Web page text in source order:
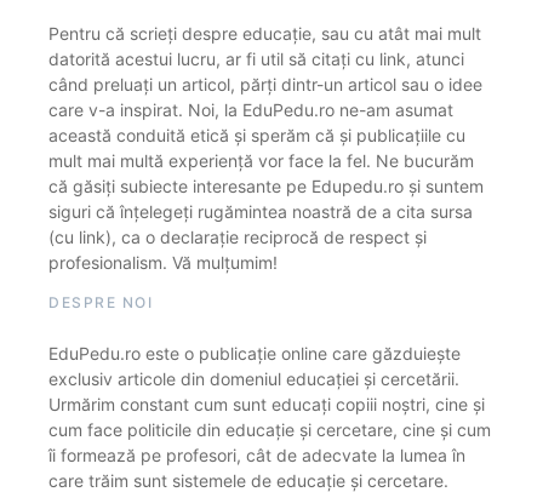
Pentru că scrieți despre educație, sau cu atât mai mult
datorită acestui lucru, ar fi util să citați cu link, atunci
când preluați un articol, părți dintr-un articol sau o idee
care v-a inspirat. Noi, la EduPedu.ro ne-am asumat
această conduită etică și sperăm că și publicațiile cu
mult mai multă experiență vor face la fel. Ne bucurăm
că găsiți subiecte interesante pe Edupedu.ro și suntem
siguri că înțelegeți rugămintea noastră de a cita sursa
(cu link), ca o declarație reciprocă de respect și
profesionalism. Vă mulțumim!
DESPRE NOI
EduPedu.ro este o publicație online care găzduiește
exclusiv articole din domeniul educației și cercetării.
Urmărim constant cum sunt educați copiii noștri, cine și
cum face politicile din educație și cercetare, cine și cum
îi formează pe profesori, cât de adecvate la lumea în
care trăim sunt sistemele de educație și cercetare.